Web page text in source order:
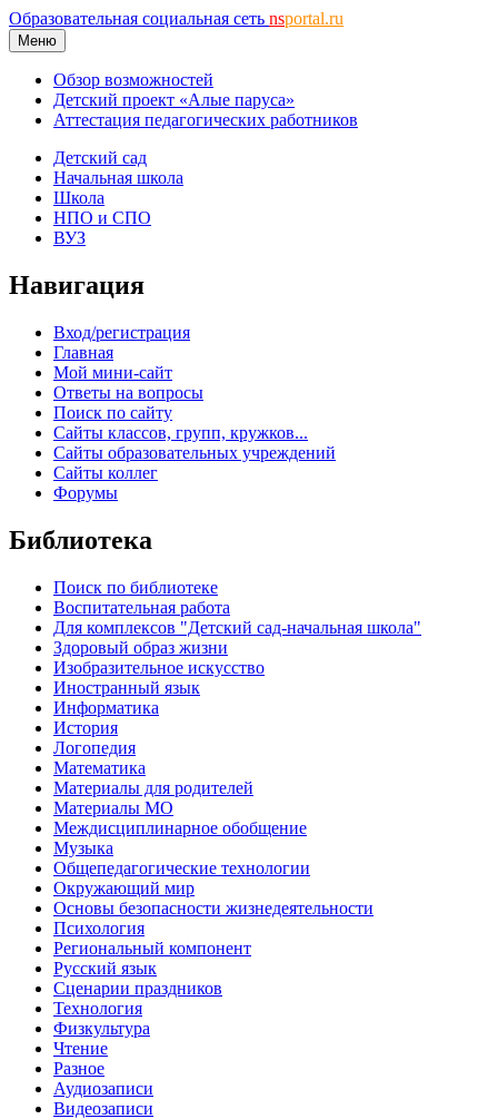
Образовательная социальная сеть nsportal.ru
Меню
Обзор возможностей
Детский проект «Алые паруса»
Аттестация педагогических работников
Детский сад
Начальная школа
Школа
НПО и СПО
ВУЗ
Навигация
Вход/регистрация
Главная
Мой мини-сайт
Ответы на вопросы
Поиск по сайту
Сайты классов, групп, кружков...
Сайты образовательных учреждений
Сайты коллег
Форумы
Библиотека
Поиск по библиотеке
Воспитательная работа
Для комплексов "Детский сад-начальная школа"
Здоровый образ жизни
Изобразительное искусство
Иностранный язык
Информатика
История
Логопедия
Математика
Материалы для родителей
Материалы МО
Междисциплинарное обобщение
Музыка
Общепедагогические технологии
Окружающий мир
Основы безопасности жизнедеятельности
Психология
Региональный компонент
Русский язык
Сценарии праздников
Технология
Физкультура
Чтение
Разное
Аудиозаписи
Видеозаписи